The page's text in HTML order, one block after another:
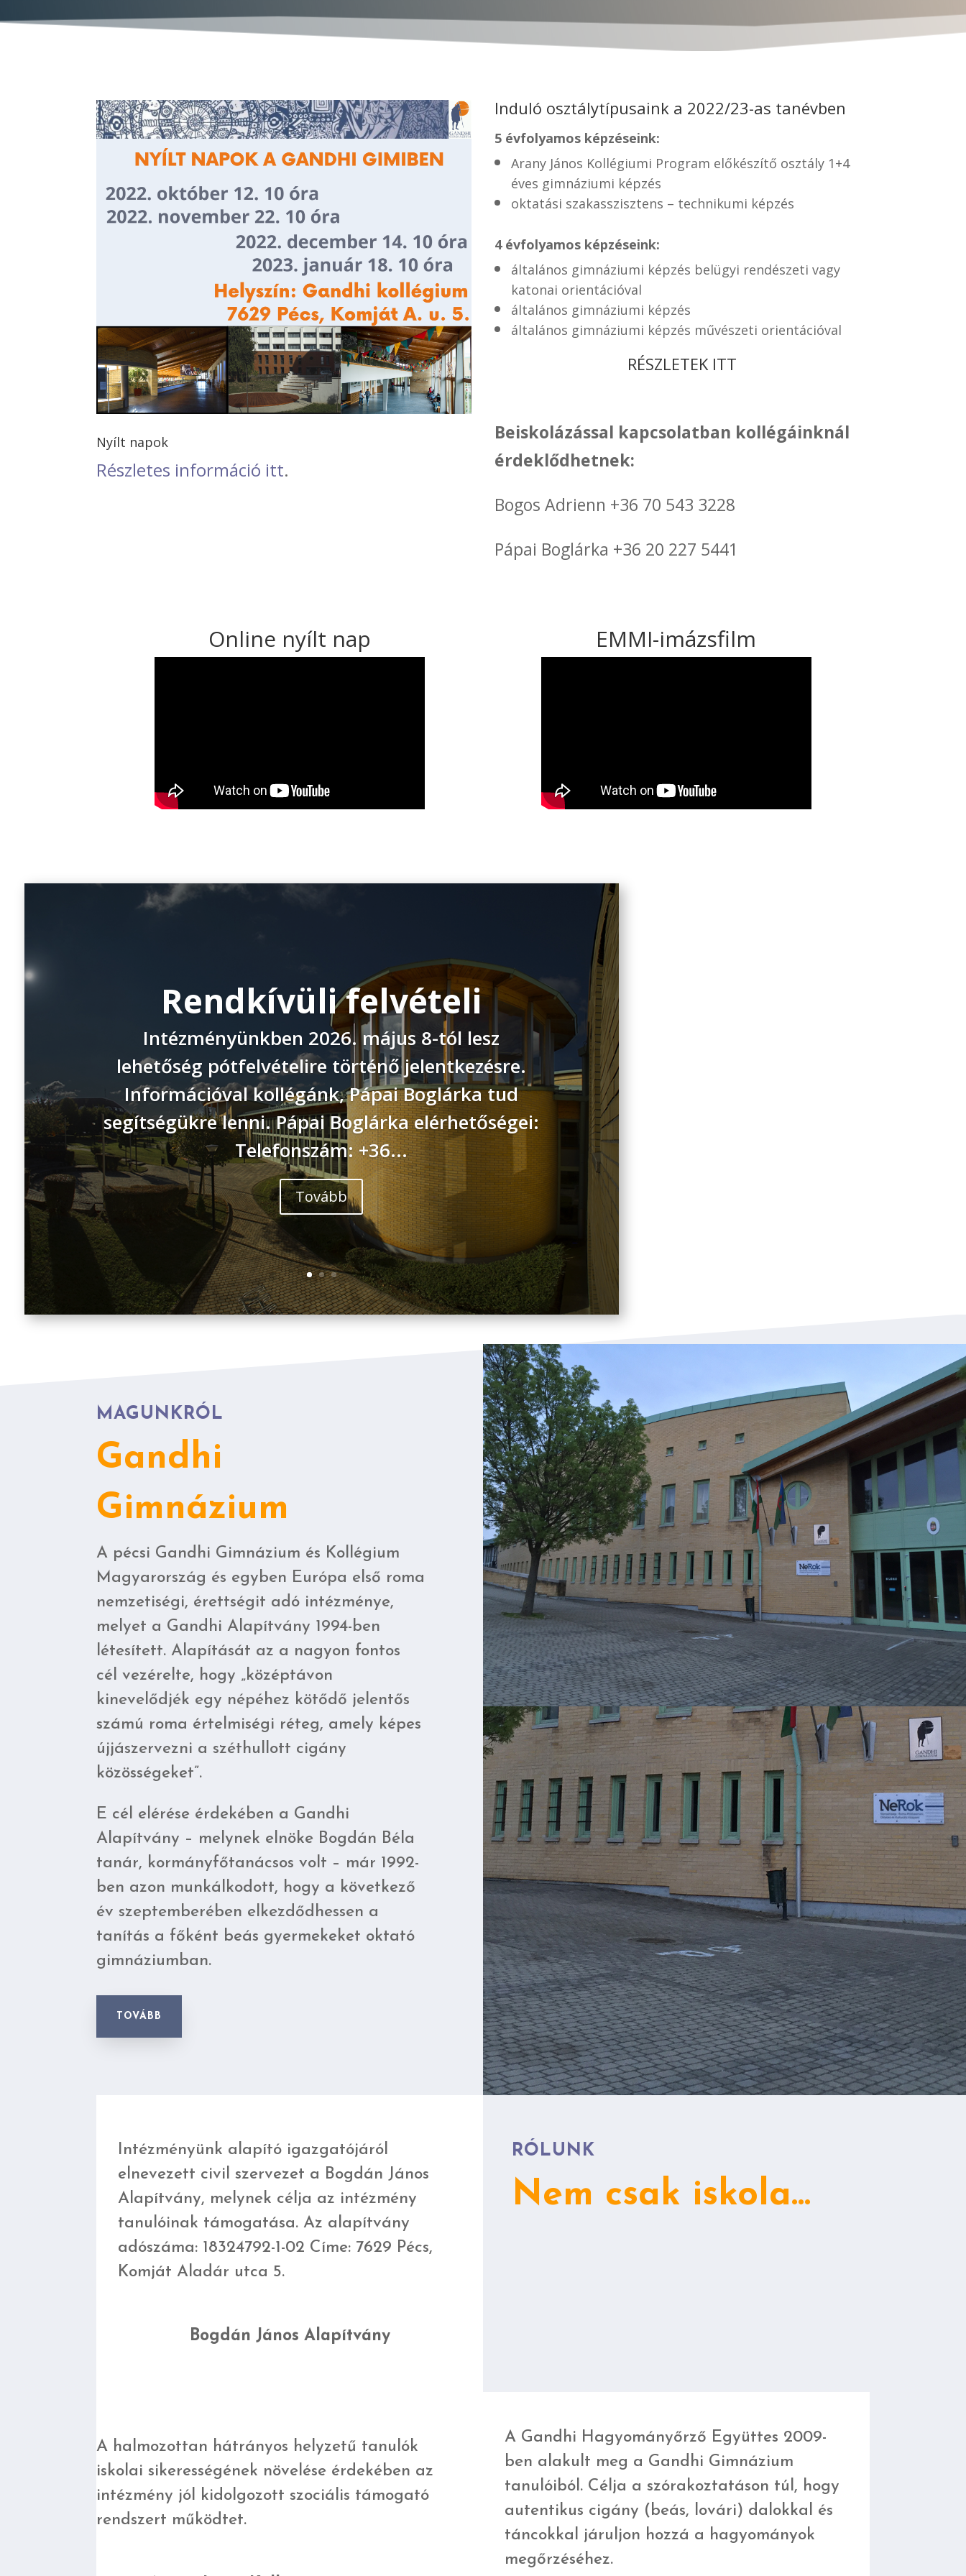
Nyílt napok
Részletes információ itt.
Induló osztálytípusaink a 2022/23-as tanévben
5 évfolyamos képzéseink:
Arany János Kollégiumi Program előkészítő osztály 1+4
éves gimnáziumi képzés
oktatási szakasszisztens – technikumi képzés
4 évfolyamos képzéseink:
általános gimnáziumi képzés belügyi rendészeti vagy
katonai orientációval
általános gimnáziumi képzés
általános gimnáziumi képzés művészeti orientációval
RÉSZLETEK ITT
Beiskolázással kapcsolatban kollégáinknál
érdeklődhetnek:
Bogos Adrienn +36 70 543 3228
Pápai Boglárka +36 20 227 5441
Online nyílt nap EMMI-imázsfilm
Rendkívüli felvételi
Intézményünkben 2026. május 8-tól lesz
lehetőség pótfelvételire történő jelentkezésre.
Információval kollégánk, Pápai Boglárka tud
segítségükre lenni. Pápai Boglárka elérhetőségei:
Telefonszám: +36...
Tovább
MAGUNKRÓL
Gandhi
Gimnázium
A pécsi Gandhi Gimnázium és Kollégium
Magyarország és egyben Európa első roma
nemzetiségi, érettségit adó intézménye,
melyet a Gandhi Alapítvány 1994-ben
létesített. Alapítását az a nagyon fontos
cél vezérelte, hogy „középtávon
kinevelődjék egy népéhez kötődő jelentős
számú roma értelmiségi réteg, amely képes
újjászervezni a széthullott cigány
közösségeket”.
E cél elérése érdekében a Gandhi
Alapítvány – melynek elnöke Bogdán Béla
tanár, kormányfőtanácsos volt – már 1992-
ben azon munkálkodott, hogy a következő
év szeptemberében elkezdődhessen a
tanítás a főként beás gyermekeket oktató
gimnáziumban.
TOVÁBB
Intézményünk alapító igazgatójáról
elnevezett civil szervezet a Bogdán János
Alapítvány, melynek célja az intézmény
tanulóinak támogatása. Az alapítvány
adószáma: 18324792-1-02 Címe: 7629 Pécs,
Komját Aladár utca 5.
Bogdán János Alapítvány
RÓLUNK
Nem csak iskola…
A halmozottan hátrányos helyzetű tanulók
iskolai sikerességének növelése érdekében az
intézmény jól kidolgozott szociális támogató
rendszert működtet.
A Gandhi Hagyományőrző Együttes 2009-
ben alakult meg a Gandhi Gimnázium
tanulóiból. Célja a szórakoztatáson túl, hogy
autentikus cigány (beás, lovári) dalokkal és
táncokkal járuljon hozzá a hagyományok
megőrzéséhez.